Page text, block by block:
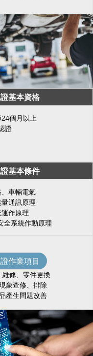
基本資格
個月以上
證
基本條件
車輛電氣
通訊原理
作原理
全系統作動原理
作業項目
維修、零件更換
象查修、排除
產生問題改善